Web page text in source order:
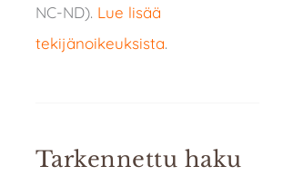
NC-ND). Lue lisää
tekijänoikeuksista.
Tarkennettu haku